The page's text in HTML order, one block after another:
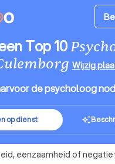
Top 10
Wijzig
de psycholoog
op dienst auto_awesome
eenzaamheid of